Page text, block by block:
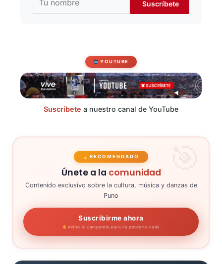
YOUTUBE
Suscríbete a nuestro canal de YouTube
RECOMENDADO
Únete a la comunidad
Contenido exclusivo sobre la cultura, música y danzas de
Puno
Suscribirme ahora
Activa la campanita para no perderte nada